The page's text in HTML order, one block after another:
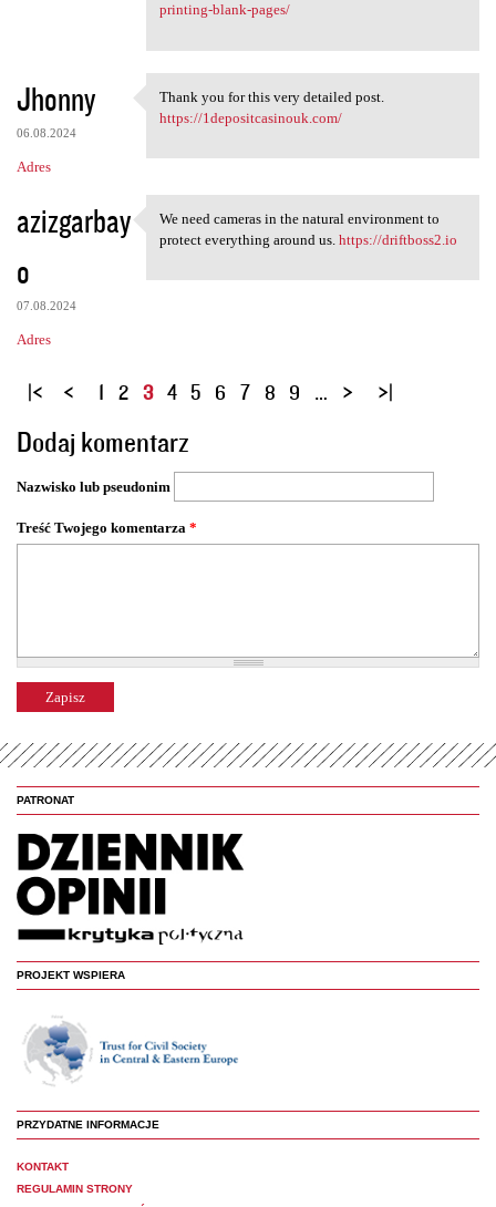
printing-blank-pages/
Jhonny
06.08.2024
Adres
Thank you for this very
Thank you for this very detailed post.
https://1depositcasinouk.com/
azizgarbay
o
07.08.2024
Adres
We need cameras in the
We need cameras in the natural environment to
protect everything around us. https://driftboss2.io
S
r
o
y
1 2 3 4 5 6 7 8 9 …
Dodaj komentarz
Nazwisko lub pseudonim
Treść Twojego komentarza *
PATRONAT
PROJEKT WSPIERA
PRZYDATNE INFORMACJE
KONTAKT
REGULAMIN STRONY